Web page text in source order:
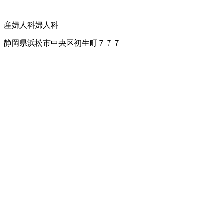
産婦人科婦人科
静岡県浜松市中央区初生町７７７